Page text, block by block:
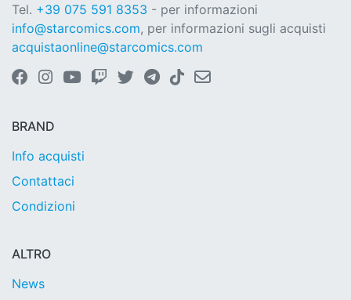
Tel. +39 075 591 8353 - per informazioni
info@starcomics.com, per informazioni sugli acquisti
acquistaonline@starcomics.com
BRAND
Info acquisti
Contattaci
Condizioni
ALTRO
News